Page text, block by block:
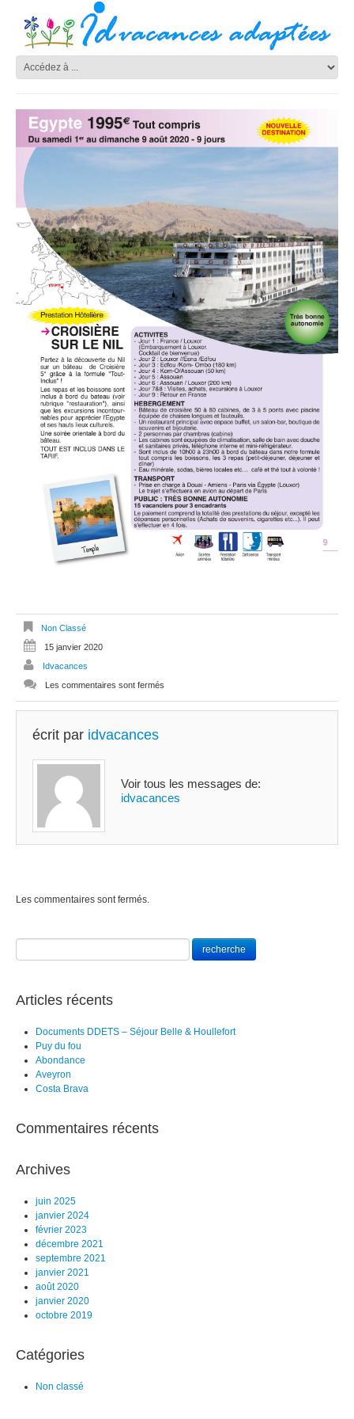
Non Classé
15 janvier 2020
Idvacances
Les commentaires sont fermés
écrit par idvacances
Voir tous les messages de:
idvacances
Les commentaires sont fermés.
Articles récents
Documents DDETS – Séjour Belle & Houllefort
Puy du fou
Abondance
Aveyron
Costa Brava
Commentaires récents
Archives
juin 2025
janvier 2024
février 2023
décembre 2021
septembre 2021
janvier 2021
août 2020
janvier 2020
octobre 2019
Catégories
Non classé